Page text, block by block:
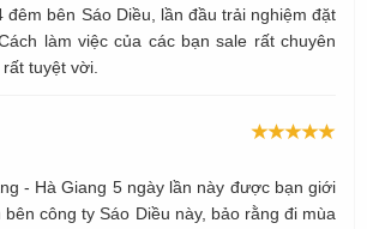
đêm bên Sáo Diều, lần đầu trải nghiệm đặt
làm việc của các bạn sale rất chuyên
tuyệt vời.
- Hà Giang 5 ngày lần này được bạn giới
công ty Sáo Diều này, bảo rằng đi mùa